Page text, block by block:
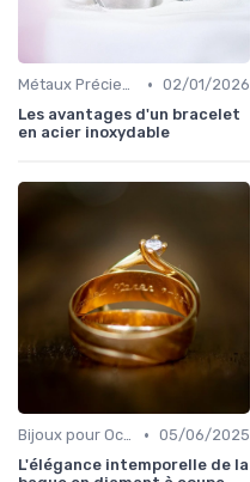
Métaux Précieux • 02/01/2026
Les avantages d'un bracelet
en acier inoxydable
Bijoux pour Occasions Spéciales • 05/06/2025
L'élégance intemporelle de la